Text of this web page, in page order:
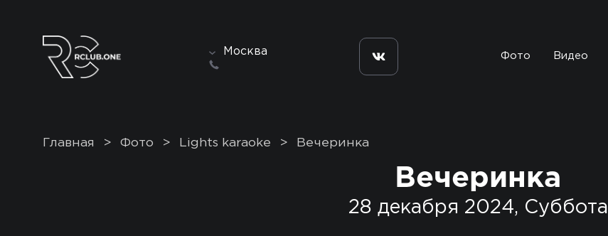
Москва Фото Видео
Главная > Фото > Lights karaoke > Вечеринка
Вечеринка
28 декабря 2024, Суббота